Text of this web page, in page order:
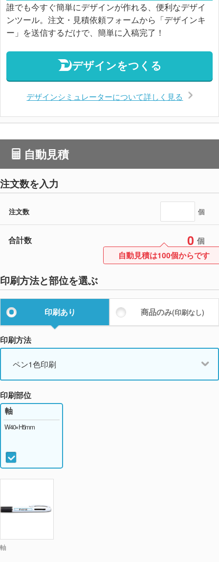
誰でも今すぐ簡単にデザインが作れる、便利なデザイ
ンツール。注文・見積依頼フォームから「デザインキ
ー」を送信するだけで、簡単に入稿完了！
デザインをつくる
デザインシミュレーターについて詳しく見る
自動見積
注文数を入力
注文数 個
合計数 0 個
自動見積は100個からです
印刷方法と部位を選ぶ
印刷あり 商品のみ(印刷なし)
印刷方法
ペン1色印刷
印刷部位
軸
軸
W40×H5mm